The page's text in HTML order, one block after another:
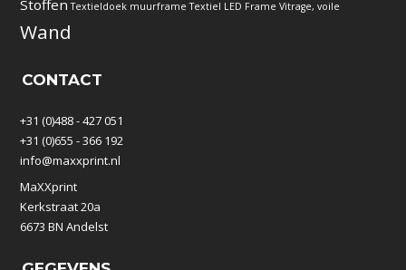
Stoffen Textieldoek muurframe Textiel LED Frame Vitrage, voile
Wand
CONTACT
+31 (0)488 - 427 051
+31 (0)655 - 366 192
info@maxxprint.nl
MaXXprint
Kerkstraat 20a
6673 BN Andelst